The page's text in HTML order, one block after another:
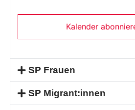
Kalender
SP Frauen
SP Migrant:innen